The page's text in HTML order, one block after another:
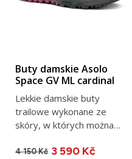
Buty damskie Asolo
Space GV ML cardinal
Lekkie damskie buty
trailowe wykonane ze
skóry, w których można
codziennego....
4 150 Kč 3 590 Kč